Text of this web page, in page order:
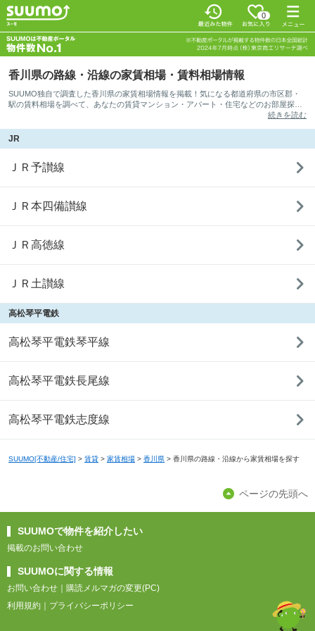
0
香川県の路線・沿線の家賃相場・賃料相場情報
SUUMO独自で調査した香川県の家賃相場情報を掲載！気になる都道府県の市区郡・
駅の賃料相場を調べて、あなたの賃貸マンション・アパート・住宅などのお部屋探し
の参考としてご活用ください。さっそく、ご希望の路線を選択して相場情報を確認し
続きを読む
JR
ＪＲ予讃線
ＪＲ本四備讃線
ＪＲ高徳線
ＪＲ土讃線
高松琴平電鉄
高松琴平電鉄琴平線
高松琴平電鉄長尾線
高松琴平電鉄志度線
SUUMO[不動産/住宅] > 賃貸 > 家賃相場 > 香川県 > 香川県の路線・沿線から家賃相場を探す
ページの先頭へ
SUUMOで物件を紹介したい
掲載のお問い合わせ
SUUMOに関する情報
お問い合わせ
購読メルマガの変更(PC)
利用規約
プライバシーポリシー